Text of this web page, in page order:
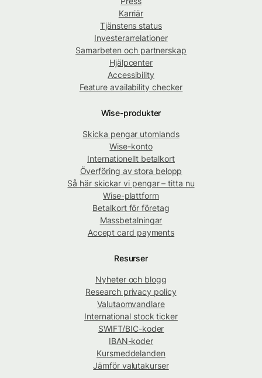
Karriär
Tjänstens status
Investerarrelationer
Samarbeten och partnerskap
Hjälpcenter
Accessibility
Feature availability checker
Wise-produkter
Skicka pengar utomlands
Wise-konto
Internationellt betalkort
Överföring av stora belopp
Så här skickar vi pengar – titta nu
Wise-plattform
Betalkort för företag
Massbetalningar
Accept card payments
Resurser
Nyheter och blogg
Research privacy policy
Valutaomvandlare
International stock ticker
SWIFT/BIC-koder
IBAN-koder
Kursmeddelanden
Jämför valutakurser